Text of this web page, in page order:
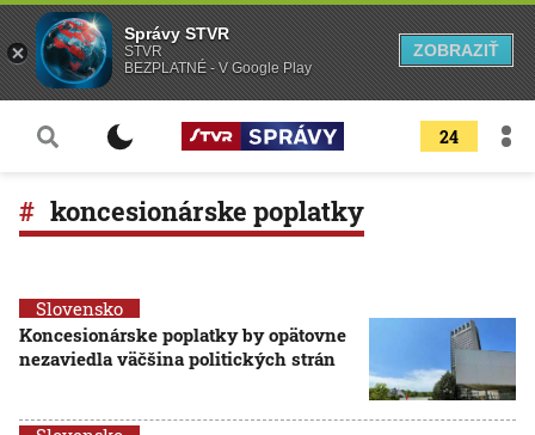
24
koncesionárske poplatky
Slovensko
Koncesionárske poplatky by opätovne
nezaviedla väčšina politických strán
Správy STVR
STVR
BEZPLATNÉ - V Google Play
ZOBRAZIŤ